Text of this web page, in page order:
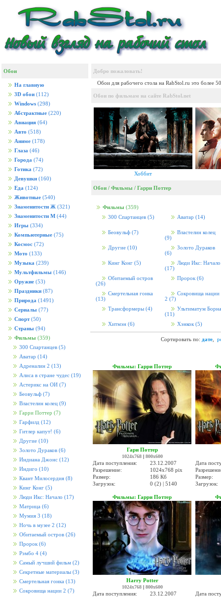
Обои
На главную
3D обои (112)
Windows (298)
Абстрактные (220)
Авиация (64)
Авто (518)
Аниме (178)
Глаза (46)
Города (74)
Готика (72)
Девушки (160)
Еда (124)
Животные (540)
Знаменитости Ж (321)
Знаменитости М (44)
Игры (334)
Компьютерные (75)
Космос (72)
Мото (133)
Музыка (239)
Мультфильмы (146)
Оружие (53)
Праздники (87)
Природа (1491)
Сериалы (77)
Спорт (50)
Страны (94)
Фильмы (359)
300 Спартанцев (5)
Аватар (14)
Адреналин 2 (13)
Алиса в стране чудес (19)
Астерикс на ОИ (7)
Беовульф (7)
Властелин колец (9)
Гарри Поттер (7)
Гарфилд (12)
Гитлер капут! (6)
Другие (10)
Золото Дураков (6)
Индиана Джонс (12)
Индиго (10)
Квант Милосердия (8)
Кинг Конг (5)
Люди Икс: Начало (17)
Матрица (6)
Мумия 3 (18)
Ночь в музее 2 (12)
Обитаемый остров (26)
Пророк (6)
Рэмбо 4 (4)
Самый лучший фильм (2)
Секретные материалы (3)
Смертельная гонка (13)
Сокровища нации 2 (7)
Добро пожаловать!
Обои для рабочего стола на RabStol.ru это более
Обои по фильмам на сайте RabStol.net
Хоббит
Обои / Фильмы / Гарри Поттер
Фильмы (359)
300 Спартанцев (5) Аватар (14)
Беовульф (7)
Властелин колец
(9)
Другие (10)
Золото Дураков
(6)
Кинг Конг (5)
Люди Икс: Начало
(17)
Обитаемый остров
(26)
Пророк (6)
Смертельная гонка
(13)
Сокровища нации
2 (7)
Трансформеры (4)
Ультиматум Борна
(11)
Хитмэн (6) Хэнкок (5)
Сортировать по: дате
Фильмы: Гарри Поттер
Гари Поттер
1024x768| 800x600
Дата поступления:
23.12.2007
Разрешение:
1024x768 pix
Размер:
186 Кб
Загрузок:
0 (2) | 5140
Дата
Размер:
Загрузок:
Фильмы: Гарри Поттер
Harry Potter
1024x768| 800x600
Дата поступления:
23.12.2007
Дата